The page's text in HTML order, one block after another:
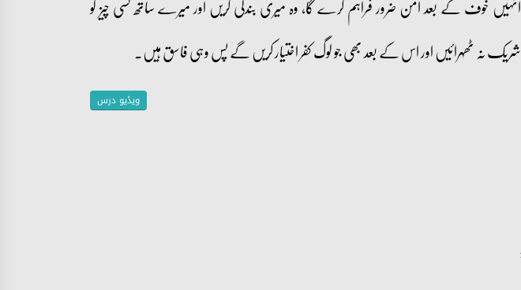
شریک نہ ٹھہرائیں اور اس کے بعد بھی جو لوگ کفر اختیار کریں گے پس وہی فاسق ہیں۔
ویڈیو درس